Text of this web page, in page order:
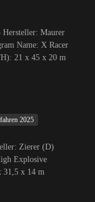
Hersteller: Maurer
Name: X Racer
21 x 45 x 20 m
2025
Zierer (D)
Explosive
31,5 x 14 m